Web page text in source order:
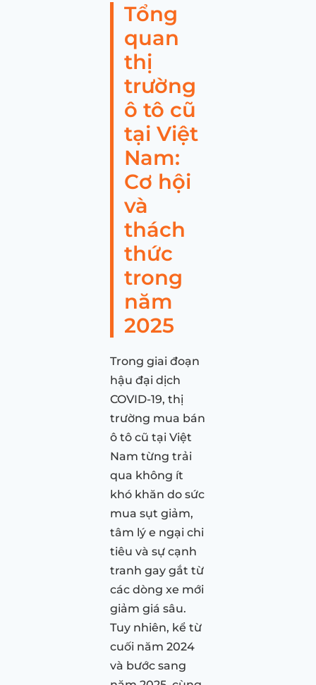
Tổng
quan
thị
trường
ô tô cũ
tại Việt
Nam:
Cơ hội
và
thách
thức
trong
năm
2025
Trong giai đoạn
hậu đại dịch
COVID-19, thị
trường mua bán
ô tô cũ tại Việt
Nam từng trải
qua không ít
khó khăn do sức
mua sụt giảm,
tâm lý e ngại chi
tiêu và sự cạnh
tranh gay gắt từ
các dòng xe mới
giảm giá sâu.
Tuy nhiên, kể từ
cuối năm 2024
và bước sang